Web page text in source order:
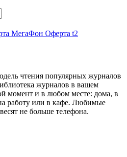
МегаФон Оферта t2
чтения популярных журналов
журналов в вашем
момент и в любом месте: дома, в
работу или в кафе. Любимые
не больше телефона.